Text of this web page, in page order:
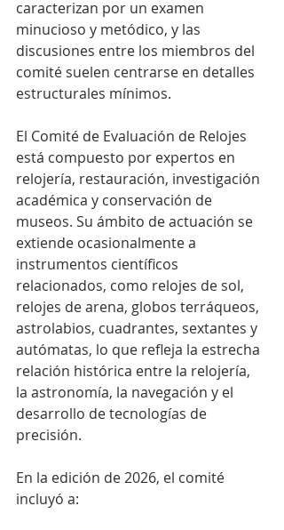
caracterizan por un examen
minucioso y metódico, y las
discusiones entre los miembros del
comité suelen centrarse en detalles
estructurales mínimos.
El Comité de Evaluación de Relojes
está compuesto por expertos en
relojería, restauración, investigación
académica y conservación de
museos. Su ámbito de actuación se
extiende ocasionalmente a
instrumentos científicos
relacionados, como relojes de sol,
relojes de arena, globos terráqueos,
astrolabios, cuadrantes, sextantes y
autómatas, lo que refleja la estrecha
relación histórica entre la relojería,
la astronomía, la navegación y el
desarrollo de tecnologías de
precisión.
En la edición de 2026, el comité
incluyó a: